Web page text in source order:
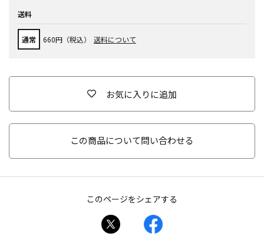
送料
通常 660円（税込） 送料について
お気に入りに追加
この商品について問い合わせる
このページをシェアする